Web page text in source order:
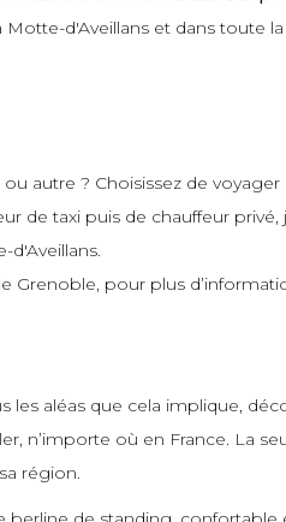
d'Aveillans et dans toute
autre ? Choisissez de
de taxi puis de chauffeur privé,
d'Aveillans.
pour plus
aléas que cela implique,
n’importe où en France. La
région.